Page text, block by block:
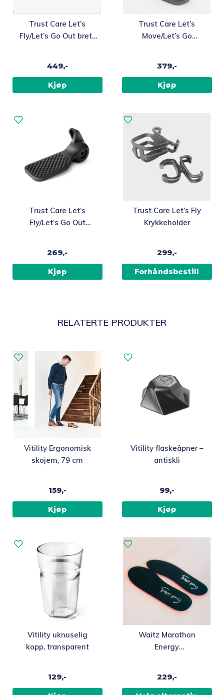
Trust Care Let’s
Fly/Let’s Go Out brett
449,-
Kjøp
Trust Care Let’s
Move/Let’s Go
379,-
Kjøp
Trust Care Let’s
Fly/Let’s Go Out
269,-
Kjøp
Trust Care Let’s Fly
Krykkeholder
299,-
Forhåndsbestill
RELATERTE PRODUKTER
Vitility Ergonomisk
skojern, 79 cm
159,-
Kjøp
Vitility flaskeåpner –
antiskli
99,-
Kjøp
Vitility uknuselig
kopp, transparent
129,-
Waitz Marathon
Energy
229,-
Alternativene